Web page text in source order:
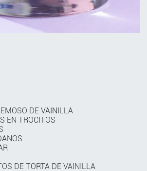
DE VAINILLA
EN TROCITOS
DE TORTA DE VAINILLA